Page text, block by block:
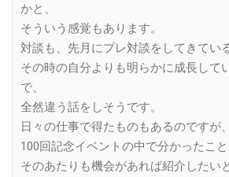
かと、
そういう感覚もあります。
対談も、先月にプレ対談をしてきてい
その時の自分よりも明らかに成長して
で、
全然違う話をしそうです。
日々の仕事で得たものもあるのですが、
100回記念イベントの中で分かったこと
そのあたりも機会があれば紹介したい